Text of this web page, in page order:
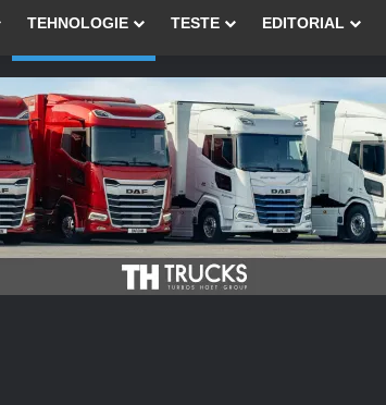
TEHNOLOGIE TESTE EDITORIAL